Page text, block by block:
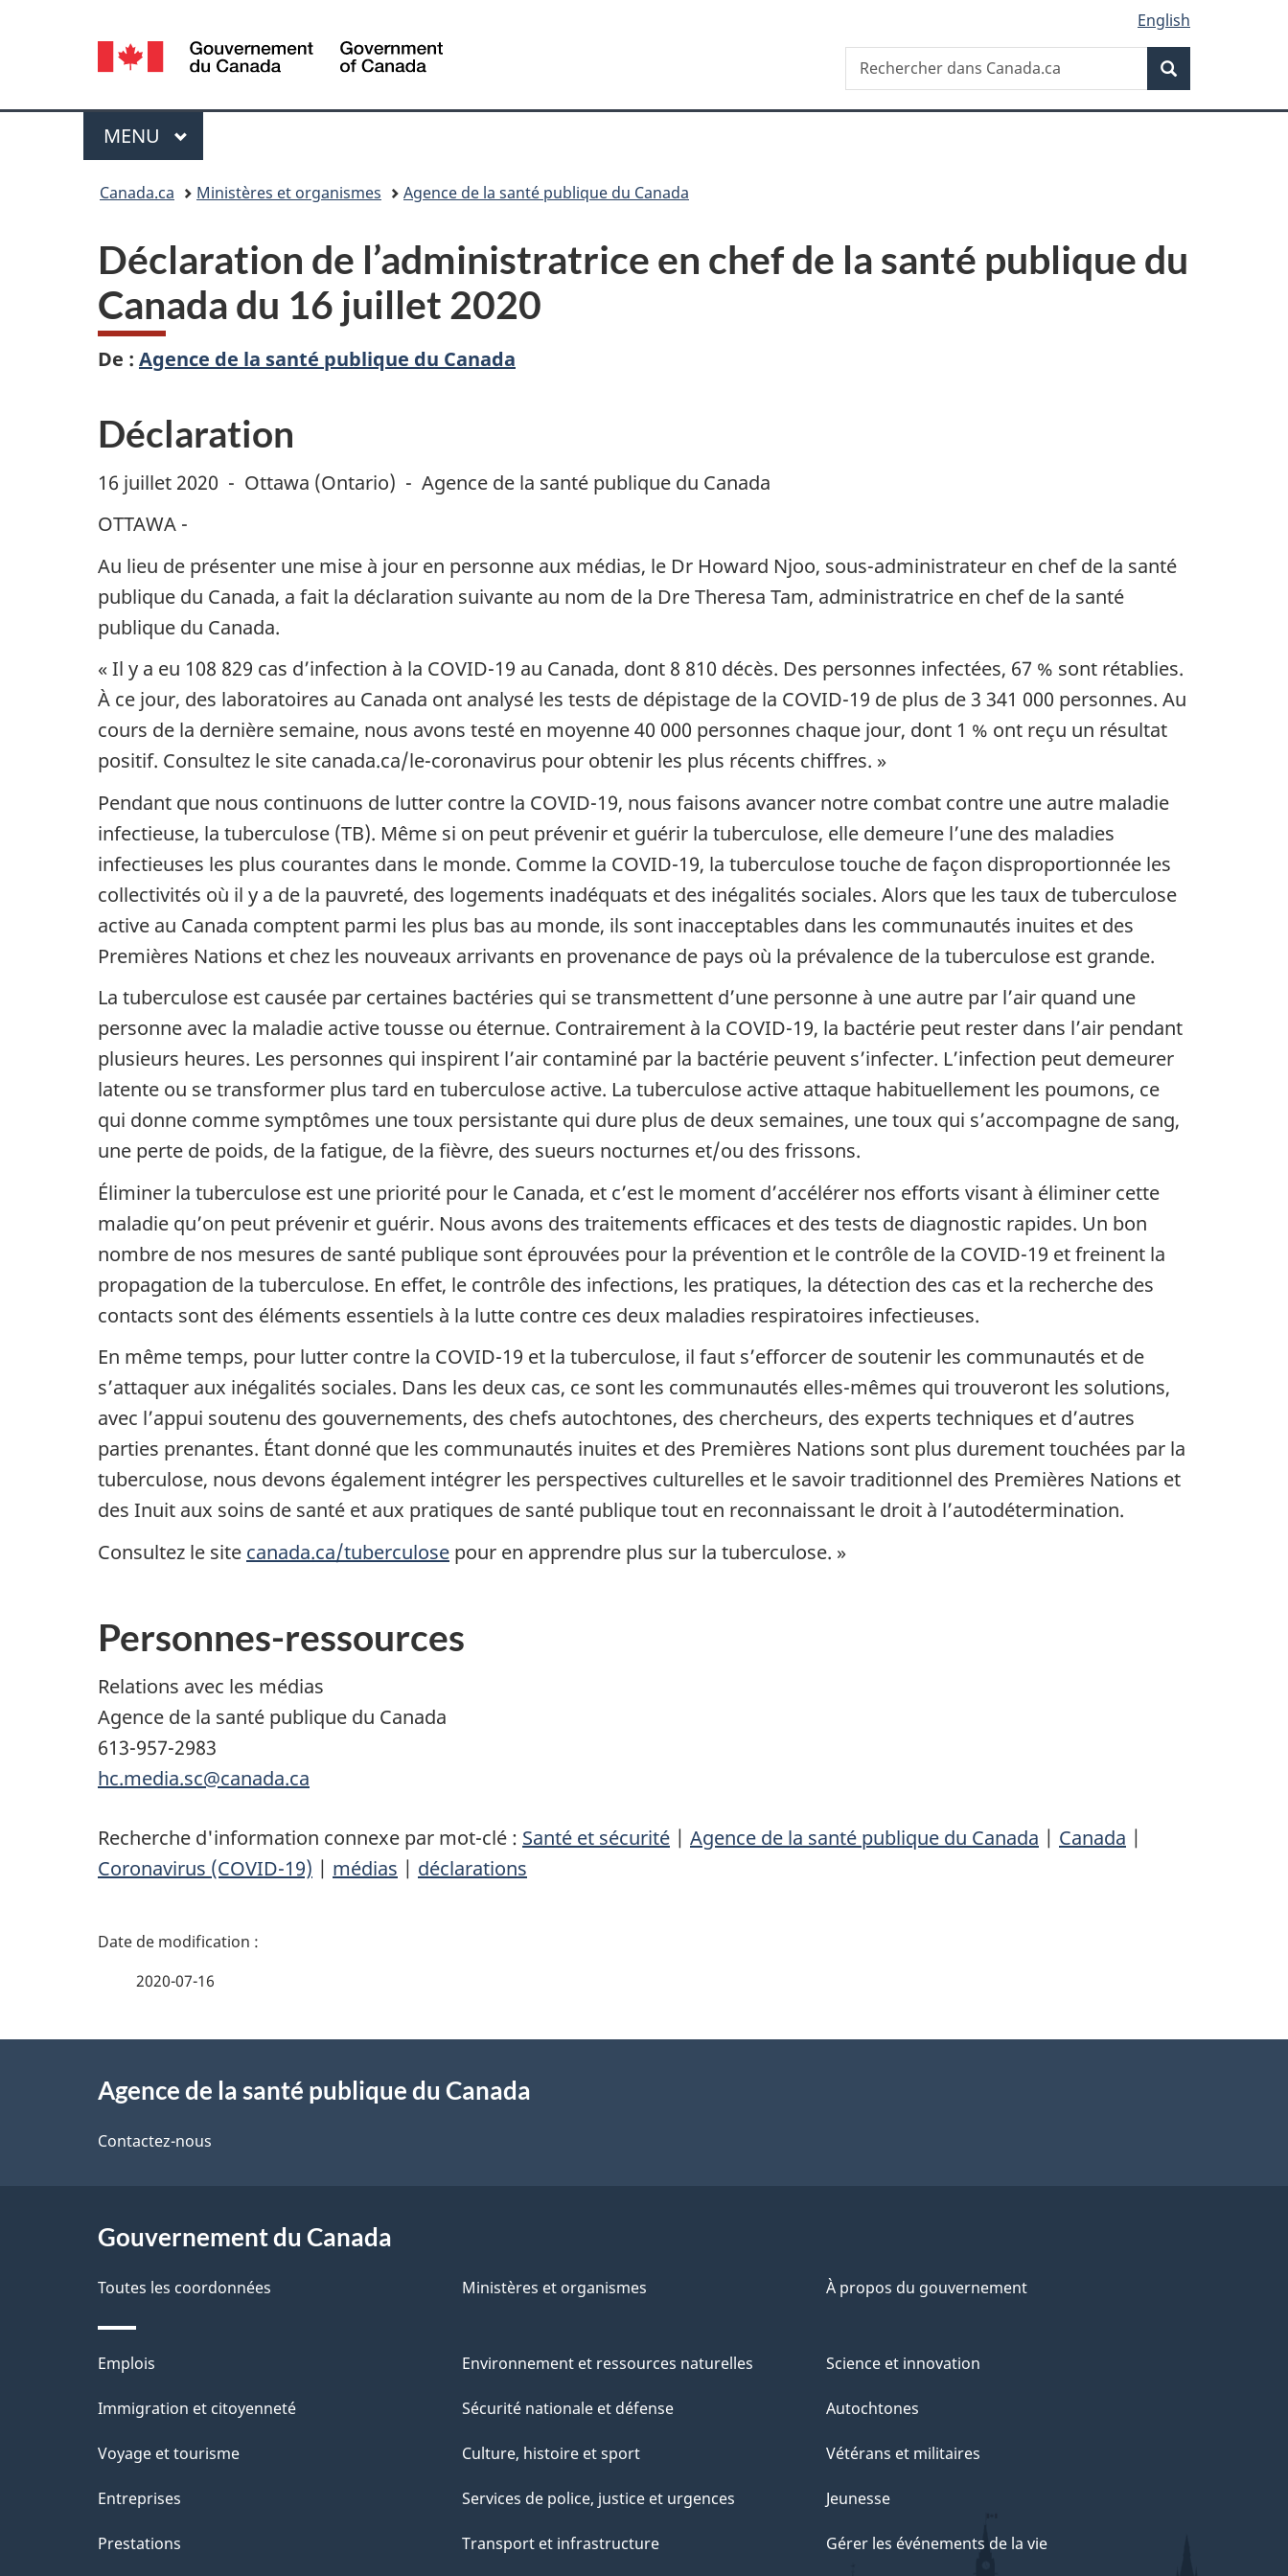
sujet
HTML
Sélection
de
la
langue
English
Canada
Recherche
Rechercher
dans
Menu
MENU PRINCIPAL
Canada.ca Ministères et organismes Agence de la santé publique du Canada
Déclaration de l’administratrice en chef de la santé publique du
Canada du 16 juillet 2020
De : Agence de la santé publique du Canada
Déclaration
16 juillet 2020 - Ottawa (Ontario) - Agence de la santé publique du Canada
OTTAWA -
Au lieu de présenter une mise à jour en personne aux médias, le Dr Howard Njoo, sous-administrateur en chef de la santé
publique du Canada, a fait la déclaration suivante au nom de la Dre Theresa Tam, administratrice en chef de la santé
publique du Canada.
« Il y a eu 108 829 cas d’infection à la COVID-19 au Canada, dont 8 810 décès. Des personnes infectées, 67 % sont rétablies.
À ce jour, des laboratoires au Canada ont analysé les tests de dépistage de la COVID-19 de plus de 3 341 000 personnes. Au
cours de la dernière semaine, nous avons testé en moyenne 40 000 personnes chaque jour, dont 1 % ont reçu un résultat
positif. Consultez le site canada.ca/le-coronavirus pour obtenir les plus récents chiffres. »
Pendant que nous continuons de lutter contre la COVID-19, nous faisons avancer notre combat contre une autre maladie
infectieuse, la tuberculose (TB). Même si on peut prévenir et guérir la tuberculose, elle demeure l’une des maladies
infectieuses les plus courantes dans le monde. Comme la COVID-19, la tuberculose touche de façon disproportionnée les
collectivités où il y a de la pauvreté, des logements inadéquats et des inégalités sociales. Alors que les taux de tuberculose
active au Canada comptent parmi les plus bas au monde, ils sont inacceptables dans les communautés inuites et des
Premières Nations et chez les nouveaux arrivants en provenance de pays où la prévalence de la tuberculose est grande.
La tuberculose est causée par certaines bactéries qui se transmettent d’une personne à une autre par l’air quand une
personne avec la maladie active tousse ou éternue. Contrairement à la COVID-19, la bactérie peut rester dans l’air pendant
plusieurs heures. Les personnes qui inspirent l’air contaminé par la bactérie peuvent s’infecter. L’infection peut demeurer
latente ou se transformer plus tard en tuberculose active. La tuberculose active attaque habituellement les poumons, ce
qui donne comme symptômes une toux persistante qui dure plus de deux semaines, une toux qui s’accompagne de sang,
une perte de poids, de la fatigue, de la fièvre, des sueurs nocturnes et/ou des frissons.
Éliminer la tuberculose est une priorité pour le Canada, et c’est le moment d’accélérer nos efforts visant à éliminer cette
maladie qu’on peut prévenir et guérir. Nous avons des traitements efficaces et des tests de diagnostic rapides. Un bon
nombre de nos mesures de santé publique sont éprouvées pour la prévention et le contrôle de la COVID-19 et freinent la
propagation de la tuberculose. En effet, le contrôle des infections, les pratiques, la détection des cas et la recherche des
contacts sont des éléments essentiels à la lutte contre ces deux maladies respiratoires infectieuses.
En même temps, pour lutter contre la COVID-19 et la tuberculose, il faut s’efforcer de soutenir les communautés et de
s’attaquer aux inégalités sociales. Dans les deux cas, ce sont les communautés elles-mêmes qui trouveront les solutions,
avec l’appui soutenu des gouvernements, des chefs autochtones, des chercheurs, des experts techniques et d’autres
parties prenantes. Étant donné que les communautés inuites et des Premières Nations sont plus durement touchées par la
tuberculose, nous devons également intégrer les perspectives culturelles et le savoir traditionnel des Premières Nations et
des Inuit aux soins de santé et aux pratiques de santé publique tout en reconnaissant le droit à l’autodétermination.
Consultez le site canada.ca/tuberculose pour en apprendre plus sur la tuberculose. »
Personnes-ressources
Relations avec les médias
Agence de la santé publique du Canada
613-957-2983
hc.media.sc@canada.ca
Recherche d'information connexe par mot-clé : Santé et sécurité | Agence de la santé publique du Canada | Canada |
Coronavirus (COVID-19) | médias | déclarations
D
a
l
d
e
l
2020-07-16
proposAgence de la santé publique du Canada
Contactez-nous
Gouvernement du Canada
Toutes les coordonnées Ministères et organismes À propos du gouvernement
Thèmes
et
Emplois
Immigration et citoyenneté
Voyage et tourisme
Entreprises
Prestations
Environnement et ressources naturelles
Sécurité nationale et défense
Culture, histoire et sport
Services de police, justice et urgences
Transport et infrastructure
Science et innovation
Autochtones
Vétérans et militaires
Jeunesse
Gérer les événements de la vie